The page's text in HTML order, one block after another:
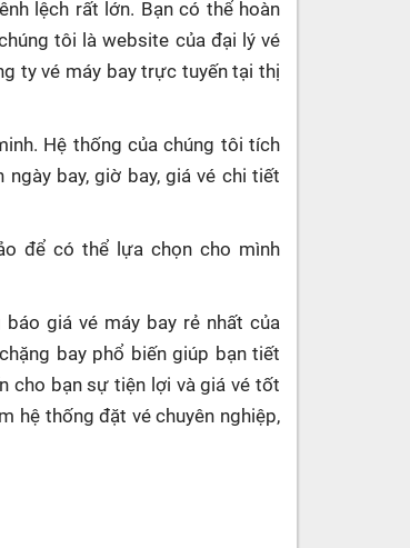
lệch rất lớn. Bạn có thể hoàn
tôi là website của đại lý vé
ty vé máy bay trực tuyến tại thị
Hệ thống của chúng tôi tích
bay, giờ bay, giá vé chi tiết
để có thể lựa chọn cho mình
giá vé máy bay rẻ nhất của
bay phổ biến giúp bạn tiết
cho bạn sự tiện lợi và giá vé tốt
hệ thống đặt vé chuyên nghiệp,